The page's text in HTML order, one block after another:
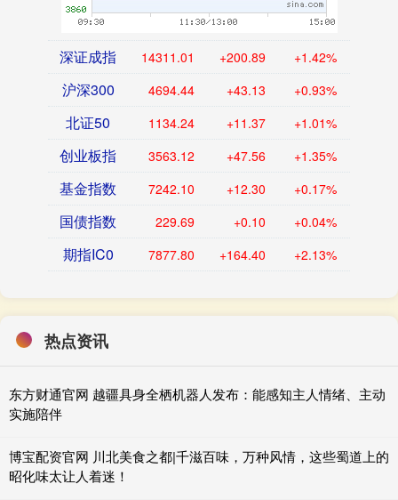
深证成指 14311.01 +200.89 +1.42%
沪深300 4694.44 +43.13 +0.93%
北证50 1134.24 +11.37 +1.01%
创业板指 3563.12 +47.56 +1.35%
基金指数 7242.10 +12.30 +0.17%
国债指数 229.69 +0.10 +0.04%
期指IC0 7877.80 +164.40 +2.13%
热点资讯
东方财通官网 越疆具身全栖机器人发布：能感知主人情绪、主动
实施陪伴
博宝配资官网 川北美食之都|千滋百味，万种风情，这些蜀道上的
昭化味太让人着迷！